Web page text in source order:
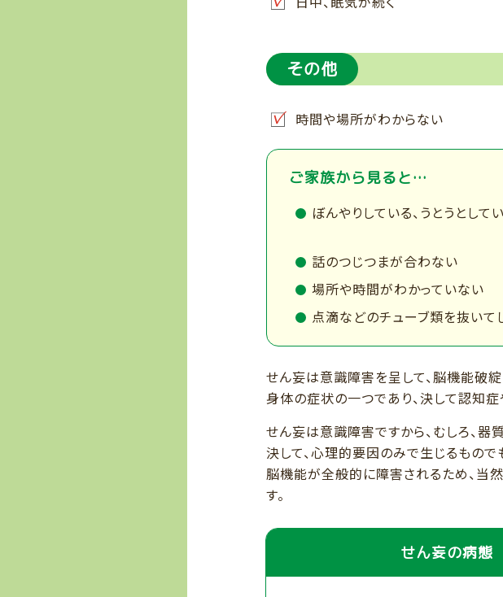
その他
時間や場所がわからない
ご家族から見ると…
ぼんやりしている、うとうとして
話のつじつまが合わない
場所や時間がわかっていない
点滴などのチューブ類を抜いて
せん妄は意識障害を呈して、脳機能破
身体の症状の一つであり、決して認知
せん妄は意識障害ですから、むしろ、
決して、心理的要因のみで生じるもので
脳機能が全般的に障害されるため、当
す。
せん妄の病態